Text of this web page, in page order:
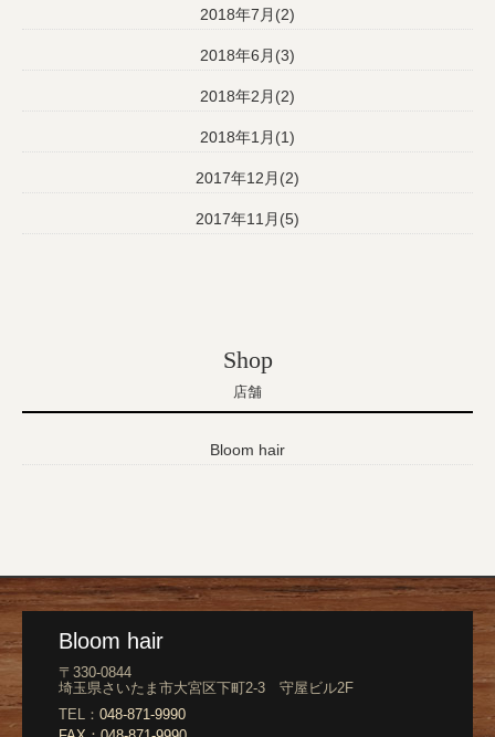
2018年7月(2)
2018年6月(3)
2018年2月(2)
2018年1月(1)
2017年12月(2)
2017年11月(5)
Shop
店舗
Bloom hair
Bloom hair
〒330-0844
埼玉県さいたま市大宮区下町2-3 守屋ビル2F
TEL： 048-871-9990